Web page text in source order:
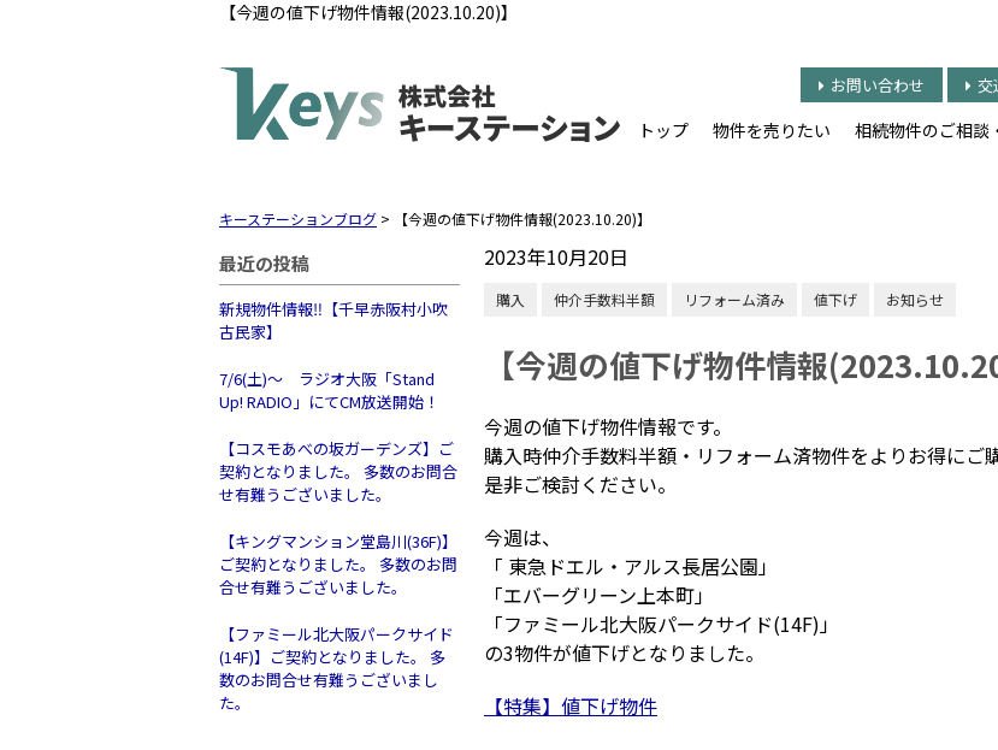
【今週の値下げ物件情報(2023.10.20)】
お問い合わせ 交
トップ 物件を売りたい 相続物件のご相談
キーステーションブログ > 【今週の値下げ物件情報(2023.10.20)】
最近の投稿
新規物件情報‼【千早赤阪村小吹
古民家】
7/6(土)～ ラジオ大阪「Stand
Up! RADIO」にてCM放送開始！
【コスモあべの坂ガーデンズ】ご
契約となりました。 多数のお問合
せ有難うございました。
【キングマンション堂島川(36F)】
ご契約となりました。 多数のお問
合せ有難うございました。
【ファミール北大阪パークサイド
(14F)】ご契約となりました。 多
数のお問合せ有難うございまし
た。
2023年10月20日
購入 仲介手数料半額 リフォーム済み 値下げ お知らせ
【今週の値下げ物件情報
今週の値下げ物件情報です。
購入時仲介手数料半額・リフォーム済物件をよりお得にご
是非ご検討ください。
今週は、
「 東急ドエル・アルス長居公園」
「エバーグリーン上本町」
「ファミール北大阪パークサイド(14F)」
の3物件が値下げとなりました。
【特集】値下げ物件